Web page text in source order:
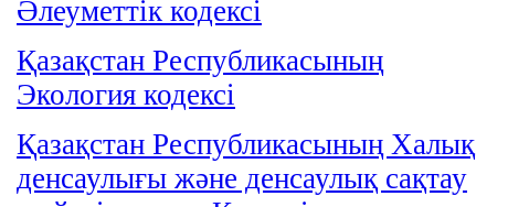
Әлеуметтік кодексі
Қазақстан Республикасының
Экология кодексі
Қазақстан Республикасының Халық
денсаулығы және денсаулық сақтау